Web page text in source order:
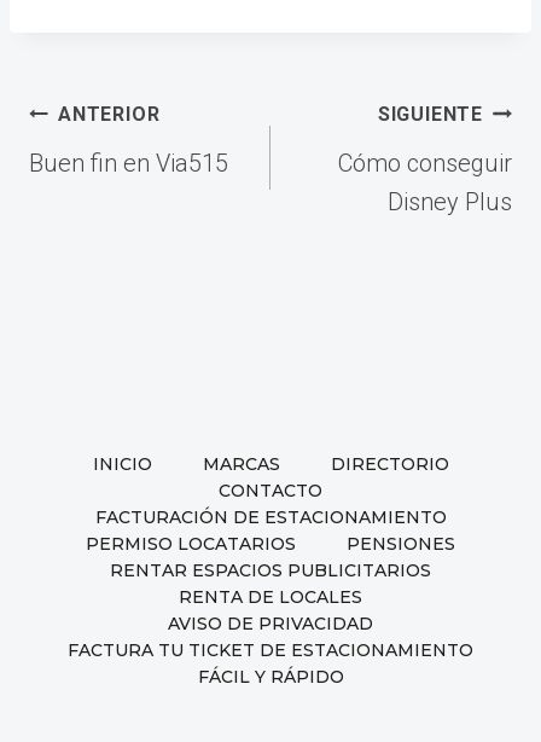
Navegación
de
ANTERIOR
Buen fin en Via515
SIGUIENTE
Cómo conseguir
Disney Plus
INICIO MARCAS
DIRECTORIO
CONTACTO
FACTURACIÓN DE ESTACIONAMIENTO
PERMISO LOCATARIOS
PENSIONES
RENTAR ESPACIOS PUBLICITARIOS
RENTA DE LOCALES
AVISO DE PRIVACIDAD
FACTURA TU TICKET DE ESTACIONAMIENTO
FÁCIL Y RÁPIDO